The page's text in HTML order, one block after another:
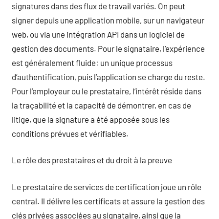
signatures dans des flux de travail variés. On peut
signer depuis une application mobile, sur un navigateur
web, ou via une intégration API dans un logiciel de
gestion des documents. Pour le signataire, l’expérience
est généralement fluide: un unique processus
d’authentification, puis l’application se charge du reste.
Pour l’employeur ou le prestataire, l’intérêt réside dans
la traçabilité et la capacité de démontrer, en cas de
litige, que la signature a été apposée sous les
conditions prévues et vérifiables.
Le rôle des prestataires et du droit à la preuve
Le prestataire de services de certification joue un rôle
central. Il délivre les certificats et assure la gestion des
clés privées associées au signataire, ainsi que la